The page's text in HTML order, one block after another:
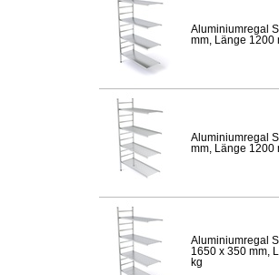
Aluminiumregal
mm, Länge 1200
Aluminiumregal
mm, Länge 1200
Aluminiumregal
1650 x 350 mm,
kg